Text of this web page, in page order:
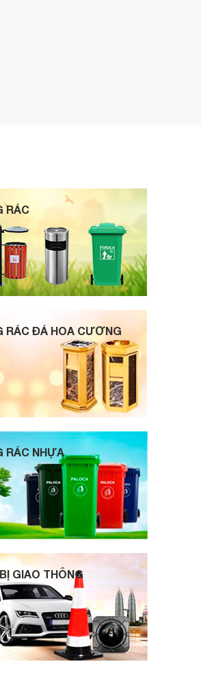
RÁC
RÁC ĐÁ HOA CƯƠNG
RÁC NHỰA
GIAO THÔNG